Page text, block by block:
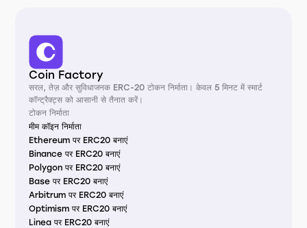
Coin Factory
सरल, तेज़ और सुविधाजनक ERC-20 टोकन निर्माता। केवल 5 मिनट में स्मार्ट
कॉन्ट्रैक्ट्स को आसानी से तैनात करें।
टोकन निर्माता
मीम कॉइन निर्माता
Ethereum पर ERC20 बनाएं
Binance पर ERC20 बनाएं
Polygon पर ERC20 बनाएं
Base पर ERC20 बनाएं
Arbitrum पर ERC20 बनाएं
Optimism पर ERC20 बनाएं
Linea पर ERC20 बनाएं